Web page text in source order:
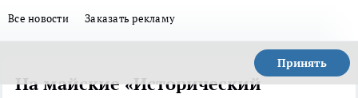
Все новости Заказать рекламу
Принять
На майские «Исторический